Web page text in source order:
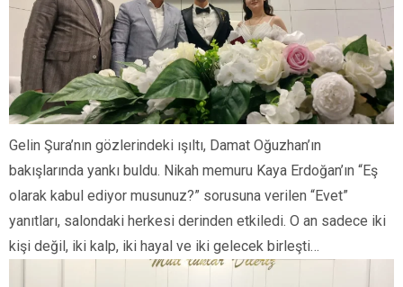
Gelin Şura’nın gözlerindeki ışıltı, Damat Oğuzhan’ın
bakışlarında yankı buldu. Nikah memuru Kaya Erdoğan’ın “Eş
olarak kabul ediyor musunuz?” sorusuna verilen “Evet”
yanıtları, salondaki herkesi derinden etkiledi. O an sadece iki
kişi değil, iki kalp, iki hayal ve iki gelecek birleşti…